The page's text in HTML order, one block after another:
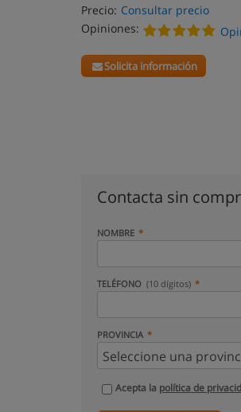
Precio: Consultar precio
Opiniones:
Solicita información
Contacta sin
NOMBRE
TELÉFONO (10 dígitos)
PROVINCIA
Acepta la política de